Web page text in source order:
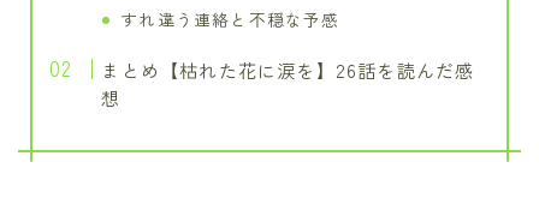
すれ違う連絡と不穏な予感
まとめ【枯れた花に涙を】26話を読んだ感
想